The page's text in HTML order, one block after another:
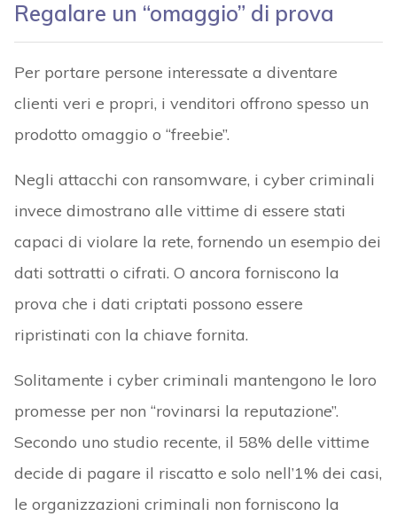
Regalare un “omaggio” di prova
Per portare persone interessate a diventare
clienti veri e propri, i venditori offrono spesso un
prodotto omaggio o “freebie”.
Negli attacchi con ransomware, i cyber criminali
invece dimostrano alle vittime di essere stati
capaci di violare la rete, fornendo un esempio dei
dati sottratti o cifrati. O ancora forniscono la
prova che i dati criptati possono essere
ripristinati con la chiave fornita.
Solitamente i cyber criminali mantengono le loro
promesse per non “rovinarsi la reputazione”.
Secondo uno studio recente, il 58% delle vittime
decide di pagare il riscatto e solo nell’1% dei casi,
le organizzazioni criminali non forniscono la